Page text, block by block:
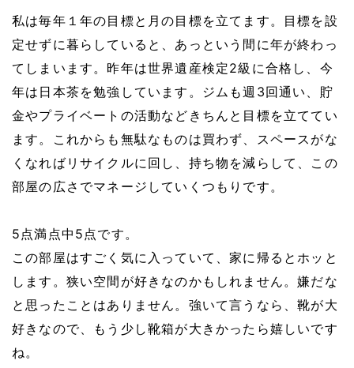
私は毎年１年の目標と月の目標を立てます。目標を設
定せずに暮らしていると、あっという間に年が終わっ
てしまいます。昨年は世界遺産検定2級に合格し、今
年は日本茶を勉強しています。ジムも週3回通い、貯
金やプライベートの活動などきちんと目標を立ててい
ます。これからも無駄なものは買わず、スペースがな
くなればリサイクルに回し、持ち物を減らして、この
部屋の広さでマネージしていくつもりです。
5点満点中5点です。
この部屋はすごく気に入っていて、家に帰るとホッと
します。狭い空間が好きなのかもしれません。嫌だな
と思ったことはありません。強いて言うなら、靴が大
好きなので、もう少し靴箱が大きかったら嬉しいです
ね。